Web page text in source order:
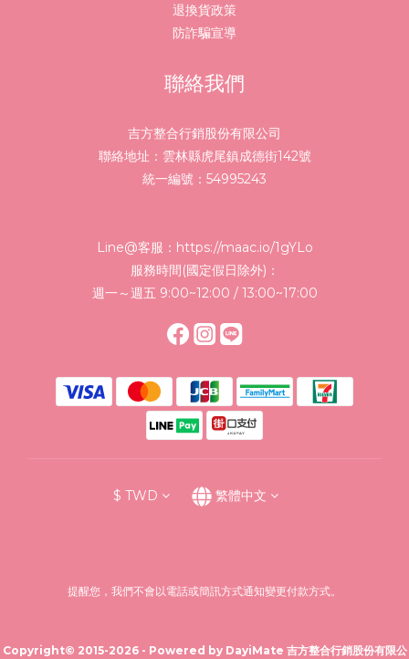
退換貨政策
防詐騙宣導
聯絡我們
吉方整合行銷股份有限公司
聯絡地址：雲林縣虎尾鎮成德街142號
統一編號：54995243
Line@客服： https://maac.io/1gYLo
服務時間(國定假日除外)：
週一～週五 9:00~12:00 / 13:00~17:00
$ TWD 繁體中文
提醒您，我們不會以電話或簡訊方式通知變更付款方式。
Copyright© 2015-2026 - Powered by DayiMate 吉方整合行銷股份有限公